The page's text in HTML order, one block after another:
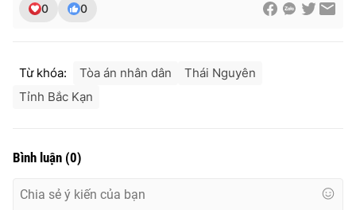
® Cấm sao chép dưới mọi hình thức nếu không có sự chấp
0 0
Từ khóa: Tòa án nhân dân
Thái Nguyên
Tỉnh Bắc Kạn
Bình luận (0)